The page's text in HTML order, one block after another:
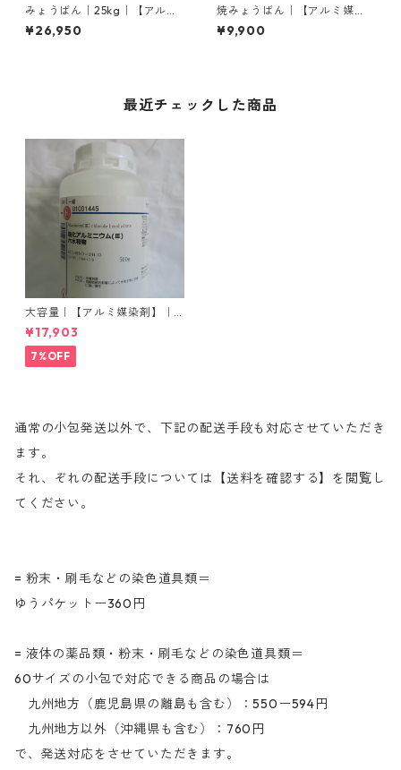
みょうばん｜25kg｜【アルミ
媒染剤】｜硫酸カリウムアル
ミニウム12水
¥26,950
焼みょうばん｜【アルミ媒
染】｜500g×10袋｜焼ミョウ
バン
¥9,900
最近チェックした商品
大容量｜【アルミ媒染剤】｜5
00g−5本入り｜塩化アルミニ
ウム
¥17,903
7%OFF
通常の小包発送以外で、下記の配送手段も対応させていただき
ます。
それ、ぞれの配送手段については【送料を確認する】を閲覧し
てください。
= 粉末・刷毛などの染色道具類＝
ゆうパケットー360円
= 液体の薬品類・粉末・刷毛などの染色道具類＝
60サイズの小包で対応できる商品の場合は
九州地方（鹿児島県の離島も含む）：550ー594円
九州地方以外（沖縄県も含む）：760円
で、発送対応をさせていただきます。